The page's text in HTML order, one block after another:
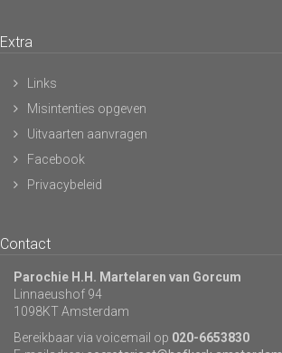
Extra
Links
Misintenties opgeven
Uitvaarten aanvragen
Facebook
Privacybeleid
Contact
Parochie H.H. Martelaren van Gorcum
Linnaeushof 94
1098KT Amsterdam
Bereikbaar via voicemail op 020-6653830